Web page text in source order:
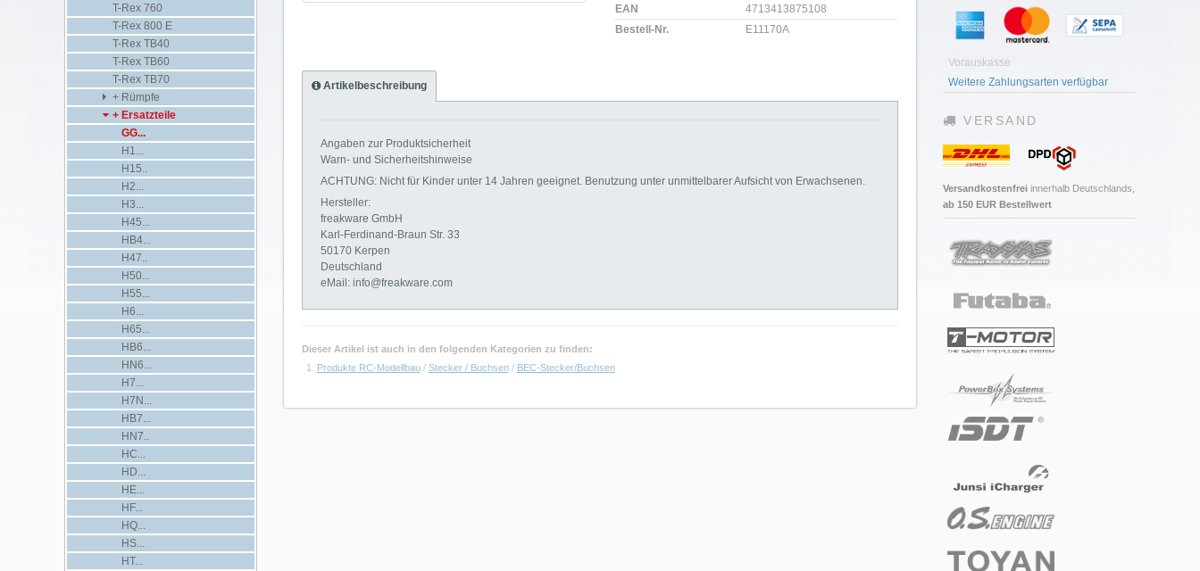
EAN
4713413875108
Bestell-Nr.
E11170A
Artikelbeschreibung
Angaben zur Produktsicherheit
Warn- und Sicherheitshinweise
ACHTUNG: Nicht für Kinder unter 14 Jahren geeignet. Benutzung unter unmittelbarer Aufsicht von Erwachsenen.
Hersteller:
freakware GmbH
Karl-Ferdinand-Braun Str. 33
50170 Kerpen
Deutschland
eMail: info@freakware.com
Dieser Artikel ist auch in den folgenden Kategorien zu finden:
Produkte RC-Modellbau/ Stecker / Buchsen/ BEC-Stecker/Buchsen
T-Rex 760
T-Rex 800 E
T-Rex TB40
T-Rex TB60
T-Rex TB70
+ Rümpfe
+ Ersatzteile
GG...
H1...
H15..
H2...
H3...
H45...
HB4...
H47..
H50...
H55...
H6...
H65...
HB6...
HN6...
H7...
H7N...
HB7...
HN7..
HC...
HD...
HE...
HF...
HQ...
HS...
HT...
Vorauskasse
Weitere Zahlungsarten verfügbar
VERSAND
Versandkostenfrei innerhalb Deutschlands,
ab 150 EUR Bestellwert